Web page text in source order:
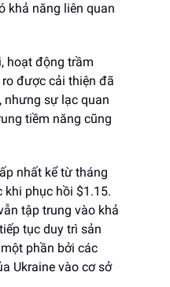
khả năng liên quan
hoạt động trầm
được cải thiện đã
nhưng sự lạc quan
tiềm năng cũng
nhất kể từ tháng
khi phục hồi $1.15.
tập trung vào khả
tục duy trì sản
phần bởi các
Ukraine vào cơ sở